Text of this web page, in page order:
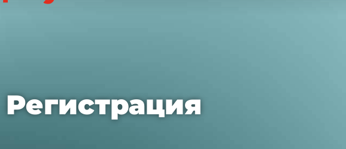
Регистрация